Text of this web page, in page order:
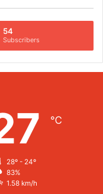
54
Subscribers
℃
28º - 24º
83%
1.58 km/h